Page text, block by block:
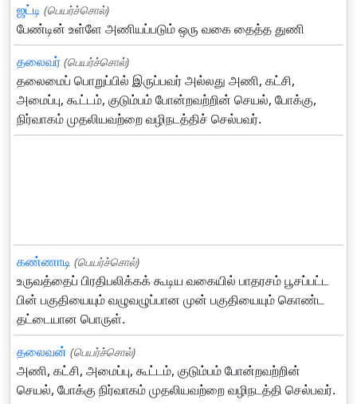
ஜட்டி (பெயர்ச்சொல்)
பேண்டின் உள்ளே அணியப்படும் ஒரு வகை தைத்த துணி
தலைவர் (பெயர்ச்சொல்)
தலைமைப் பொறுப்பில் இருப்பவர் அல்லது அணி, கட்சி,
அமைப்பு, கூட்டம், குடும்பம் போன்றவற்றின் செயல், போக்கு,
நிர்வாகம் முதலியவற்றை வழிநடத்திச் செல்பவர்.
கண்ணாடி (பெயர்ச்சொல்)
உருவத்தைப் பிரதிபலிக்கக் கூடிய வகையில் பாதரசம் பூசப்பட்ட
பின் பகுதியையும் வழுவழுப்பான முன் பகுதியையும் கொண்ட
தட்டையான பொருள்.
தலைவன் (பெயர்ச்சொல்)
அணி, கட்சி, அமைப்பு, கூட்டம், குடும்பம் போன்றவற்றின்
செயல், போக்கு நிர்வாகம் முதலியவற்றை வழிநடத்தி செல்பவர்.